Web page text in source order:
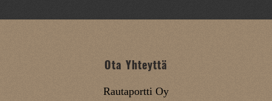
Ota Yhteyttä
Rautaportti Oy